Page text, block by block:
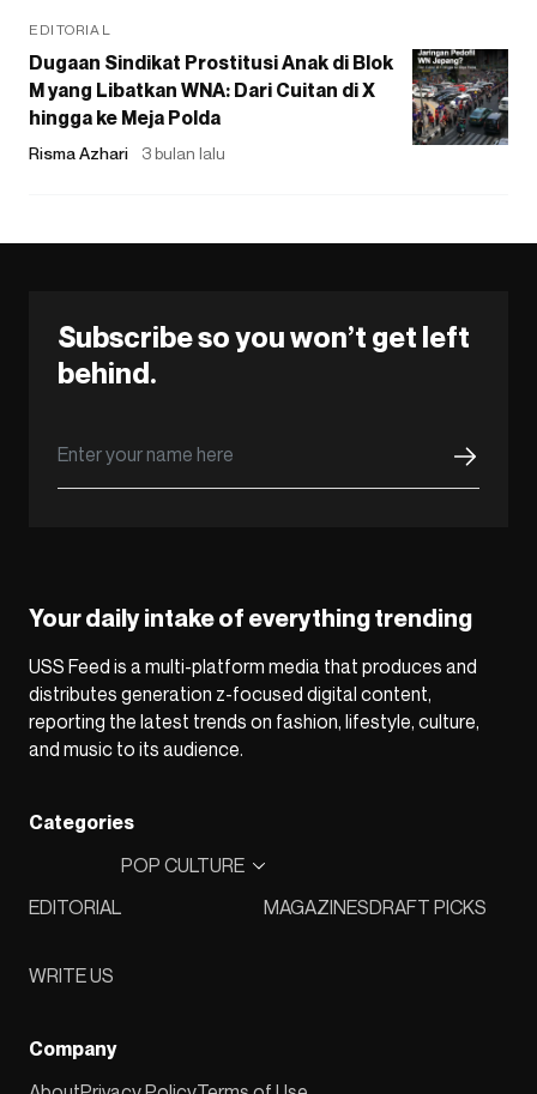
EDITORIAL
Dugaan Sindikat Prostitusi Anak di Blok
M yang Libatkan WNA: Dari Cuitan di X
hingga ke Meja Polda
Risma Azhari 3 bulan lalu
Subscribe so you won’t get left
behind.
Your daily intake of everything trending
USS Feed is a multi-platform media that produces and
distributes generation z-focused digital content,
reporting the latest trends on fashion, lifestyle, culture,
and music to its audience.
Categories
EDITORIAL
POP CULTURE
MAGAZINESDRAFT PICKS
WRITE US
Company